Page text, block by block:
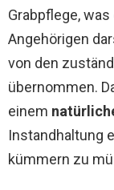
Grabpflege,
Angehörigen
von den
übernommen.
einem
Instandhaltung
kümmern zu